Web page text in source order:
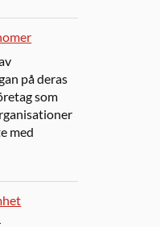
på deras
som
med